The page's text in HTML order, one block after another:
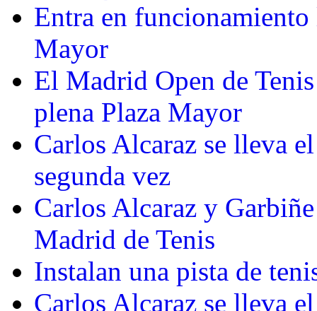
Entra en funcionamiento
Mayor
El Madrid Open de
plena Plaza Mayor
Carlos Alcaraz se lleva
segunda vez
Carlos Alcaraz y
Madrid de Tenis
Instalan una pista de
Carlos Alcaraz se lleva